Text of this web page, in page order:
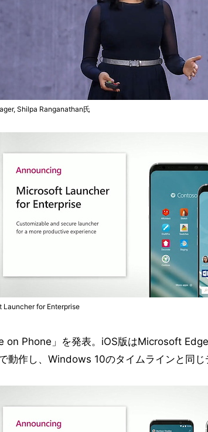
Shilpa Ranganathan氏
Launcher for Enterprise
on Phone」を発表。iOS版はMicrosoft
動作し、Windows 10のタイムラインと同じ